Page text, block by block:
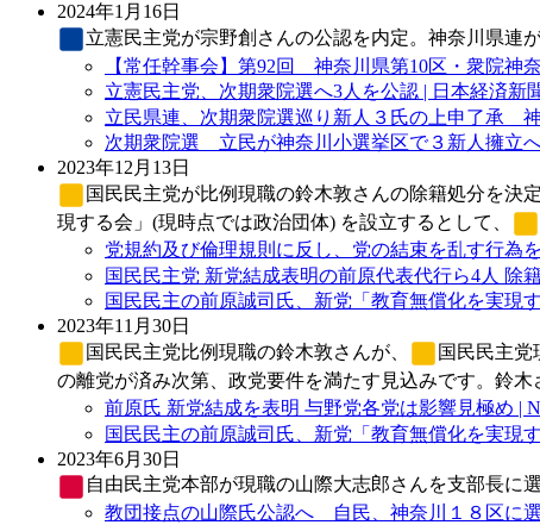
2024年1月16日
立憲民主党が宗野創さんの公認を内定。神奈川県連
【常任幹事会】第92回 神奈川県第10区・衆院神
立憲民主党、次期衆院選へ3人を公認 | 日本経済新
2023年12月13日
国民民主党が比例現職の鈴木敦さんの除籍処分を決
現する会」(現時点では政治団体) を設立するとして、
党規約及び倫理規則に反し、党の結束を乱す行為
国民民主党 新党結成表明の前原代表代行ら4人 除
国民民主の前原誠司氏、新党「教育無償化を実現
2023年11月30日
国民民主党比例現職の鈴木敦さんが、 国民民主党
の離党が済み次第、政党要件を満たす見込みです。鈴木
前原氏 新党結成を表明 与野党各党は影響見極め |
国民民主の前原誠司氏、新党「教育無償化を実現
2023年6月30日
自由民主党本部が現職の山際大志郎さんを支部長に選
教団接点の山際氏公認へ 自民、神奈川１８区に